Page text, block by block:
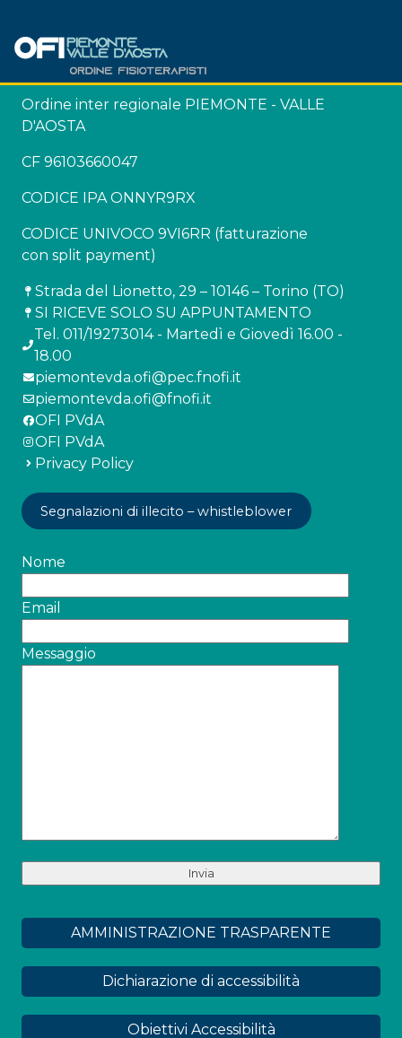
Ordine inter regionale PIEMONTE - VALLE
D'AOSTA
CF 96103660047
CODICE IPA ONNYR9RX
CODICE UNIVOCO 9VI6RR (fatturazione
con split payment)
Strada del Lionetto, 29 – 10146 – Torino (TO)
SI RICEVE SOLO SU APPUNTAMENTO
Tel. 011/19273014 - Martedì e Giovedì 16.00 -
18.00
piemontevda.ofi@pec.fnofi.it
piemontevda.ofi@fnofi.it
OFI PVdA
OFI PVdA
Privacy Policy
Segnalazioni di illecito – whistleblower
Nome
Email
Messaggio
AMMINISTRAZIONE TRASPARENTE
Dichiarazione di accessibilità
Obiettivi Accessibilità